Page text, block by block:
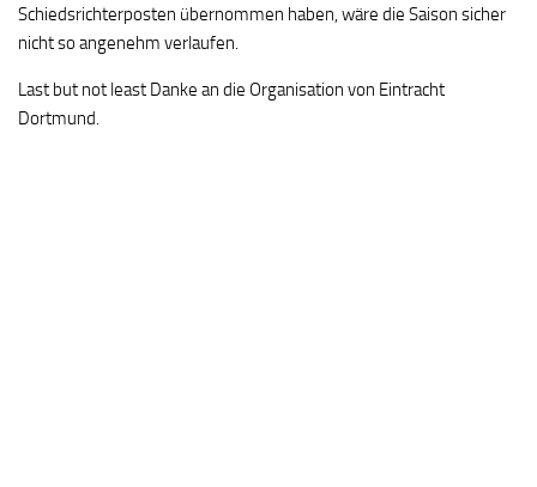
Schiedsrichterposten übernommen haben, wäre die Saison sicher
nicht so angenehm verlaufen.
Last but not least Danke an die Organisation von Eintracht
Dortmund.